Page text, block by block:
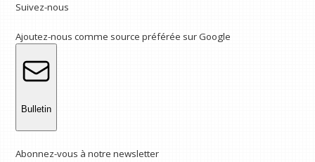
Suivez-nous
Ajoutez-nous comme source préférée sur Google
Bulletin
Abonnez-vous à notre newsletter